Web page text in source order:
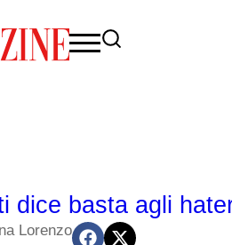
dice basta agli
Lorenzo